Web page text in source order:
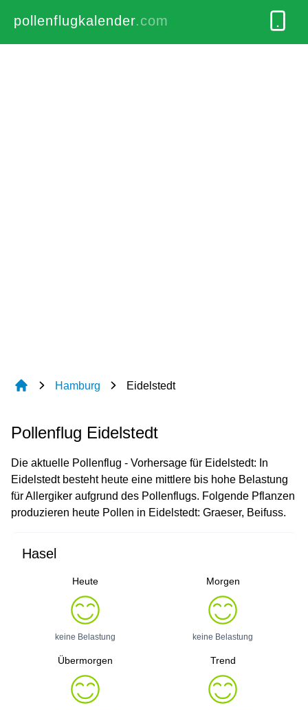
pollenflugkalender.com
Hamburg Eidelstedt
Pollenflug Eidelstedt
Die aktuelle Pollenflug - Vorhersage für Eidelstedt: In
Eidelstedt besteht heute eine mittlere bis hohe Belastung
für Allergiker aufgrund des Pollenflugs. Folgende Pflanzen
produzieren heute Pollen in Eidelstedt: Graeser, Beifuss.
Hasel
Heute
keine Belastung
Morgen
keine Belastung
Übermorgen Trend